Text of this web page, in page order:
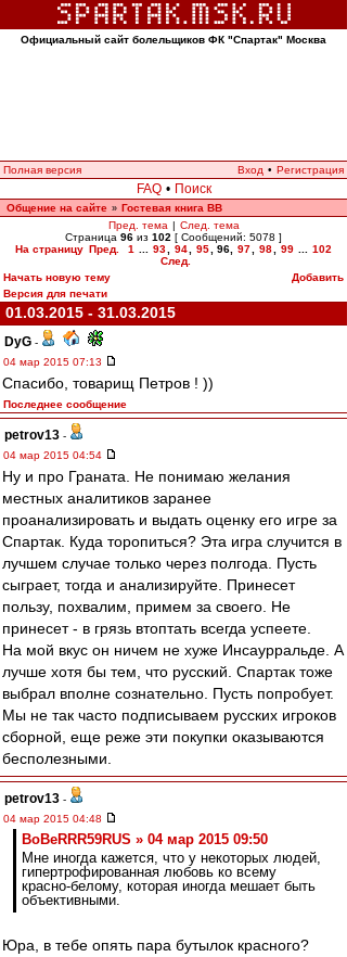
Официальный сайт болельщиков ФК "Спартак" Москва
Полная версия Вход • Регистрация
FAQ • Поиск
Общение на сайте » Гостевая книга ВВ
Пред. тема | След. тема
Страница 96 из 102 [ Сообщений: 5078 ]
На страницу Пред. 1 93 94 95 96 97 98 99
102
След.
Начать новую тему
Добавить
Версия для печати
01.03.2015 - 31.03.2015
DyG -
04 мар 2015 07:13
Спасибо, товарищ Петров ! ))
Последнее сообщение
petrov13 -
04 мар 2015 04:54
Ну и про Граната. Не понимаю желания
местных аналитиков заранее
проанализировать и выдать оценку его игре за
Спартак. Куда торопиться? Эта игра случится в
лучшем случае только через полгода. Пусть
сыграет, тогда и анализируйте. Принесет
пользу, похвалим, примем за своего. Не
принесет - в грязь втоптать всегда успеете.
На мой вкус он ничем не хуже Инсаурральде. А
лучше хотя бы тем, что русский. Спартак тоже
выбрал вполне сознательно. Пусть попробует.
Мы не так часто подписываем русских игроков
сборной, еще реже эти покупки оказываются
бесполезными.
petrov13 -
04 мар 2015 04:48
BoBeRRR59RUS » 04 мар 2015 09:50
Мне иногда кажется, что у некоторых людей,
гипертрофированная любовь ко всему
красно-белому, которая иногда мешает быть
объективными.
Юра, в тебе опять пара бутылок красного?